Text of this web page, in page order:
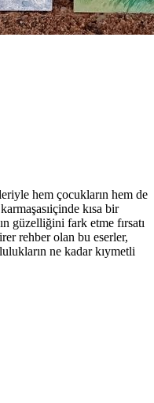
hem çocukların hem de
kısa bir
güzelliğini fark etme fırsatı
rehber olan bu eserler,
ne kadar kıymetli